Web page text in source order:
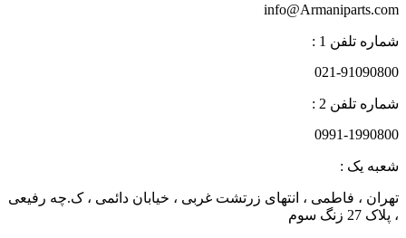
info@Armaniparts.com
شماره تلفن 1 :
021-91090800
شماره تلفن 2 :
0991-1990800
شعبه یک :
تهران ، فاطمی ، انتهای زرتشت غربی ، خیابان دائمی ، ک.چه رفیعی
، پلاک 27 زنگ سوم